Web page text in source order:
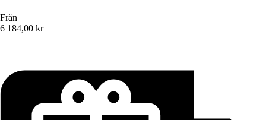
Från
6 184,00 kr